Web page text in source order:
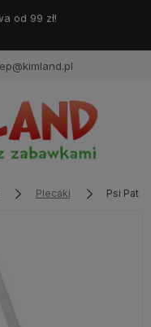
99 zł!
Plecaki Psi